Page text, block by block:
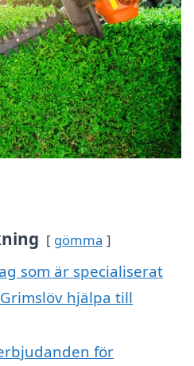
gömma
som är specialiserat
hjälpa till
för